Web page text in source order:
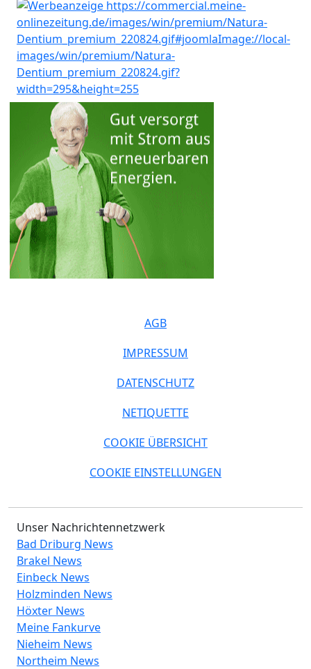
AGB
IMPRESSUM
DATENSCHUTZ
NETIQUETTE
COOKIE ÜBERSICHT
COOKIE EINSTELLUNGEN
Unser Nachrichtennetzwerk
Bad Driburg News
Brakel News
Einbeck News
Holzminden News
Höxter News
Meine Fankurve
Nieheim News
Northeim News